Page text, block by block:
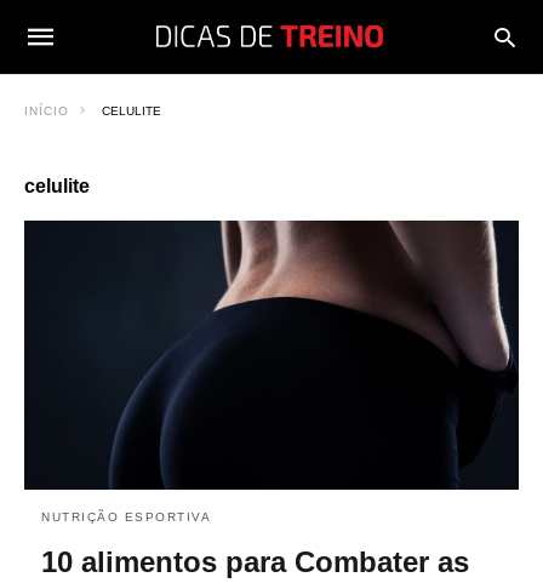
INÍCIO CELULITE
celulite
NUTRIÇÃO ESPORTIVA
10 alimentos para Combater as